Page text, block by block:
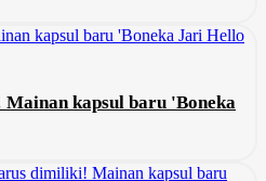
kapsul baru 'Boneka